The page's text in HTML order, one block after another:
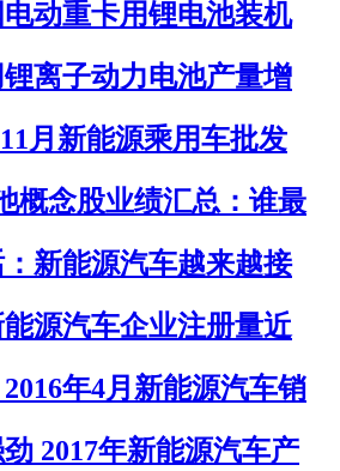
电动重卡用锂电池装机
离子动力电池产量增
月新能源乘用车批发
概念股业绩汇总：谁最
新能源汽车越来越接
源汽车企业注册量近
年4月新能源汽车销
2017年新能源汽车产